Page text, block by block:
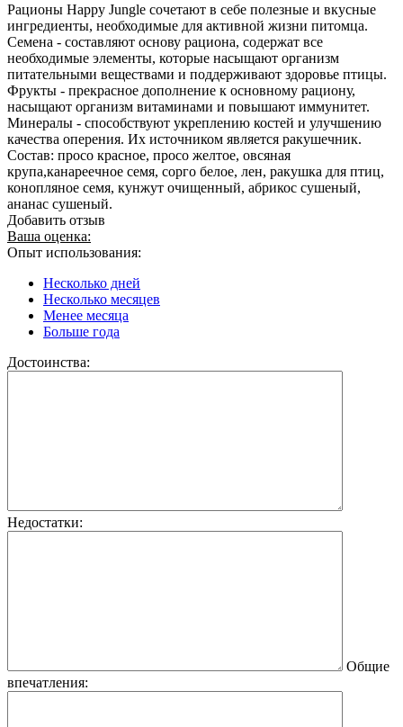
Рационы Happy Jungle сочетают в себе полезные и вкусные
ингредиенты, необходимые для активной жизни питомца.
Семена - составляют основу рациона, содержат все
необходимые элементы, которые насыщают организм
питательными веществами и поддерживают здоровье птицы.
Фрукты - прекрасное дополнение к основному рациону,
насыщают организм витаминами и повышают иммунитет.
Минералы - способствуют укреплению костей и улучшению
качества оперения. Их источником является ракушечник.
Состав: просо красное, просо желтое, овсяная
крупа,канареечное семя, сорго белое, лен, ракушка для птиц,
конопляное семя, кунжут очищенный, абрикос сушеный,
ананас сушеный.
Добавить отзыв
Ваша оценка:
Опыт использования:
Несколько дней
Несколько месяцев
Менее месяца
Больше года
Достоинства:
Недостатки:
Общие
впечатления: